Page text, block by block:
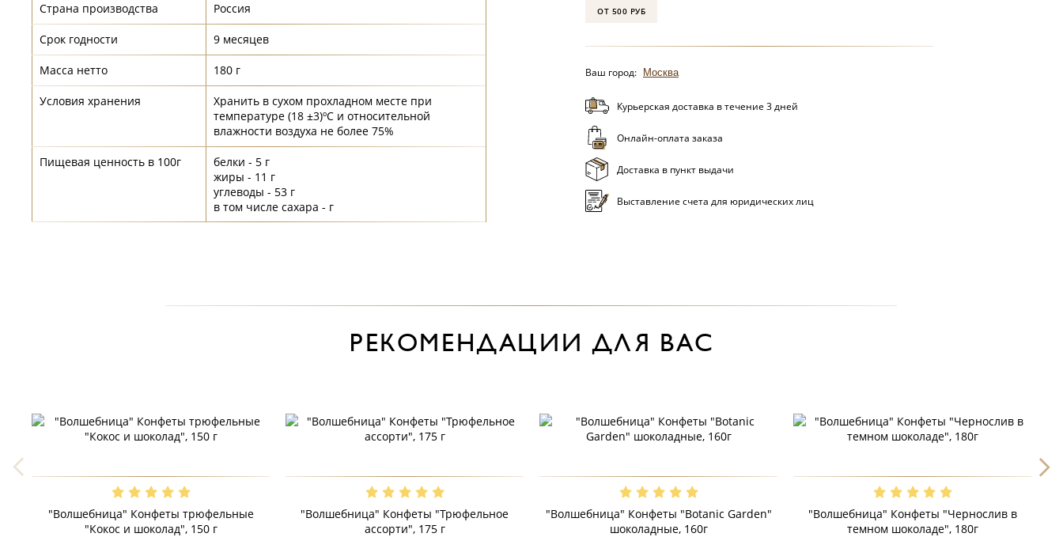
Страна производства Россия
Срок годности 9 месяцев
Масса нетто 180 г
Условия хранения
Хранить в сухом прохладном месте при
температуре (18 ±3)ºС и относительной
влажности воздуха не более 75%
Пищевая ценность в 100г
белки - 5 г
жиры - 11 г
углеводы - 53 г
в том числе сахара - г
ОТ 500 РУБ
Ваш город: Москва
Курьерская доставка в течение 3 дней
Онлайн-оплата заказа
Доставка в пункт выдачи
Выставление счета для юридических лиц
РЕКОМЕНДАЦИИ ДЛЯ ВАС
"Волшебница" Конфеты трюфельные
"Кокос и шоколад", 150 г
"Волшебница" Конфеты "Трюфельное
ассорти", 175 г
"Волшебница" Конфеты "Botanic Garden"
шоколадные, 160г
"Волшебница" Конфеты "Чернослив в
темном шоколаде", 180г